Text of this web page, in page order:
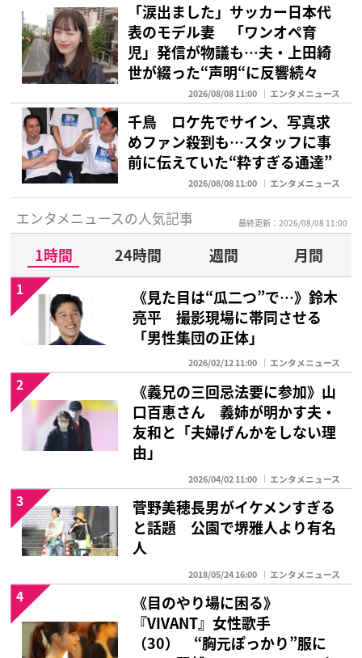
「涙出ました」サッカー日本代
表のモデル妻 「ワンオペ育
児」発信が物議も…夫・上田綺
世が綴った“声明“に反響続々
2026/08/08 11:00 エンタメニュース
千鳥 ロケ先でサイン、写真求
めファン殺到も…スタッフに事
前に伝えていた“粋すぎる通達”
2026/08/08 11:00 エンタメニュース
エンタメニュースの人気記事 最終更新：2026/08/08 11:00
1時間 24時間 週間
月間
《見た目は“瓜二つ”で…》鈴木
亮平 撮影現場に帯同させる
「男性集団の正体」
2026/02/12 11:00 エンタメニュース
1
《義兄の三回忌法要に参加》山
口百恵さん 義姉が明かす夫・
友和と「夫婦げんかをしない理
由」
2026/04/02 11:00 エンタメニュース
2
菅野美穂長男がイケメンすぎる
と話題 公園で堺雅人より有名
人
2018/05/24 16:00 エンタメニュース
3
《目のやり場に困る》
『VIVANT』女性歌手
（30） “胸元ぽっかり”服に
4